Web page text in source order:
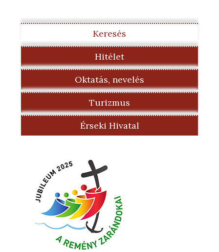
Keresés
Hitélet
Oktatás, nevelés
Turizmus
Érseki Hivatal